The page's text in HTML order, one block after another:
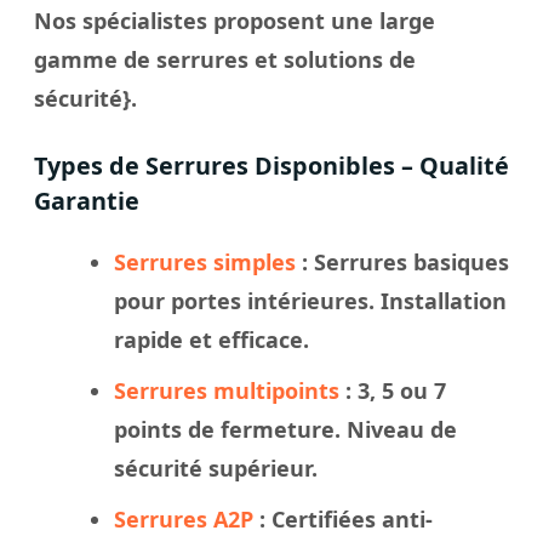
Nos spécialistes proposent une large
gamme de serrures et solutions de
sécurité}.
Types de Serrures Disponibles – Qualité
Garantie
Serrures simples : Serrures basiques
pour portes intérieures. Installation
rapide et efficace.
Serrures multipoints : 3, 5 ou 7
points de fermeture. Niveau de
sécurité supérieur.
Serrures A2P : Certifiées anti-